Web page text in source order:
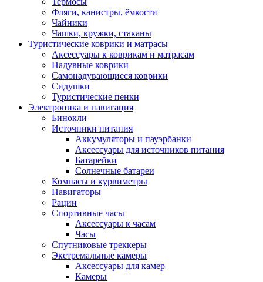
Фляги, канистры, ёмкости
Чайники
Чашки, кружки, стаканы
Туристические коврики и матрасы
Аксессуары к коврикам и матрасам
Надувные коврики
Самонадувающиеся коврики
Сидушки
Туристические пенки
Электроника и навигация
Бинокли
Источники питания
Аккумуляторы и пауэрбанки
Аксессуары для источников питания
Батарейки
Солнечные батареи
Компасы и курвиметры
Навигаторы
Рации
Спортивные часы
Аксессуары к часам
Часы
Спутниковые треккеры
Экстремальные камеры
Аксессуары для камер
Камеры